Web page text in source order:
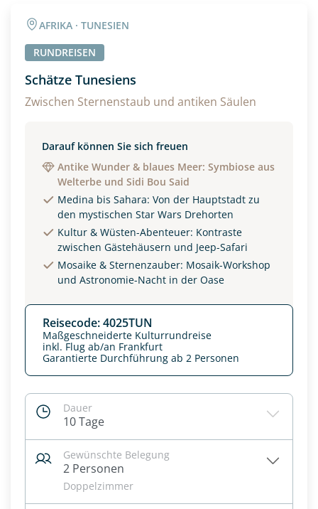
AFRIKA · TUNESIEN
RUNDREISEN
Schätze Tunesiens
Zwischen Sternenstaub und antiken Säulen
Darauf können Sie sich freuen
Antike Wunder & blaues Meer: Symbiose aus
Welterbe und Sidi Bou Said
Medina bis Sahara: Von der Hauptstadt zu
den mystischen Star Wars Drehorten
Kultur & Wüsten-Abenteuer: Kontraste
zwischen Gästehäusern und Jeep-Safari
Mosaike & Sternenzauber: Mosaik-Workshop
und Astronomie-Nacht in der Oase
Reisecode: 4025TUN
Maßgeschneiderte Kulturrundreise
inkl. Flug ab/an Frankfurt
Garantierte Durchführung ab 2 Personen
Dauer
10 Tage
Gewünschte Belegung
2 Personen
Doppelzimmer
Alter
Unterkunft
EZ Familienzimmer
Reisebeginn
Option 2
Weitere Informationen